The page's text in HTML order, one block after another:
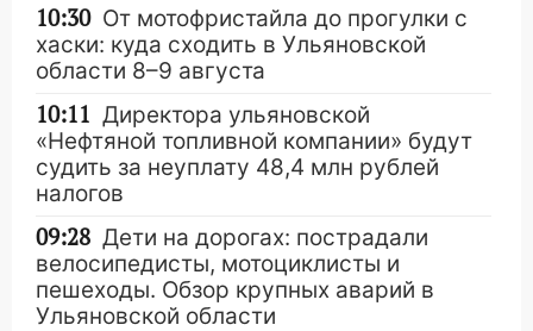
10:30 От мотофристайла до прогулки с
хаски: куда сходить в Ульяновской
области 8–9 августа
10:11 Директора ульяновской
«Нефтяной топливной компании» будут
судить за неуплату 48,4 млн рублей
налогов
09:28 Дети на дорогах: пострадали
велосипедисты, мотоциклисты и
пешеходы. Обзор крупных аварий в
Ульяновской области